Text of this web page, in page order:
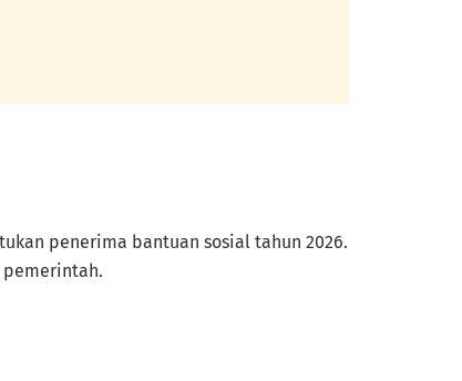
penerima bantuan sosial tahun 2026.
pemerintah.